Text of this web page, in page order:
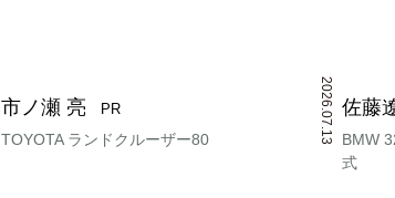
市ノ瀬 亮 PR
TOYOTA ランドクルーザー80 2026.07.13 佐藤
BMW
式